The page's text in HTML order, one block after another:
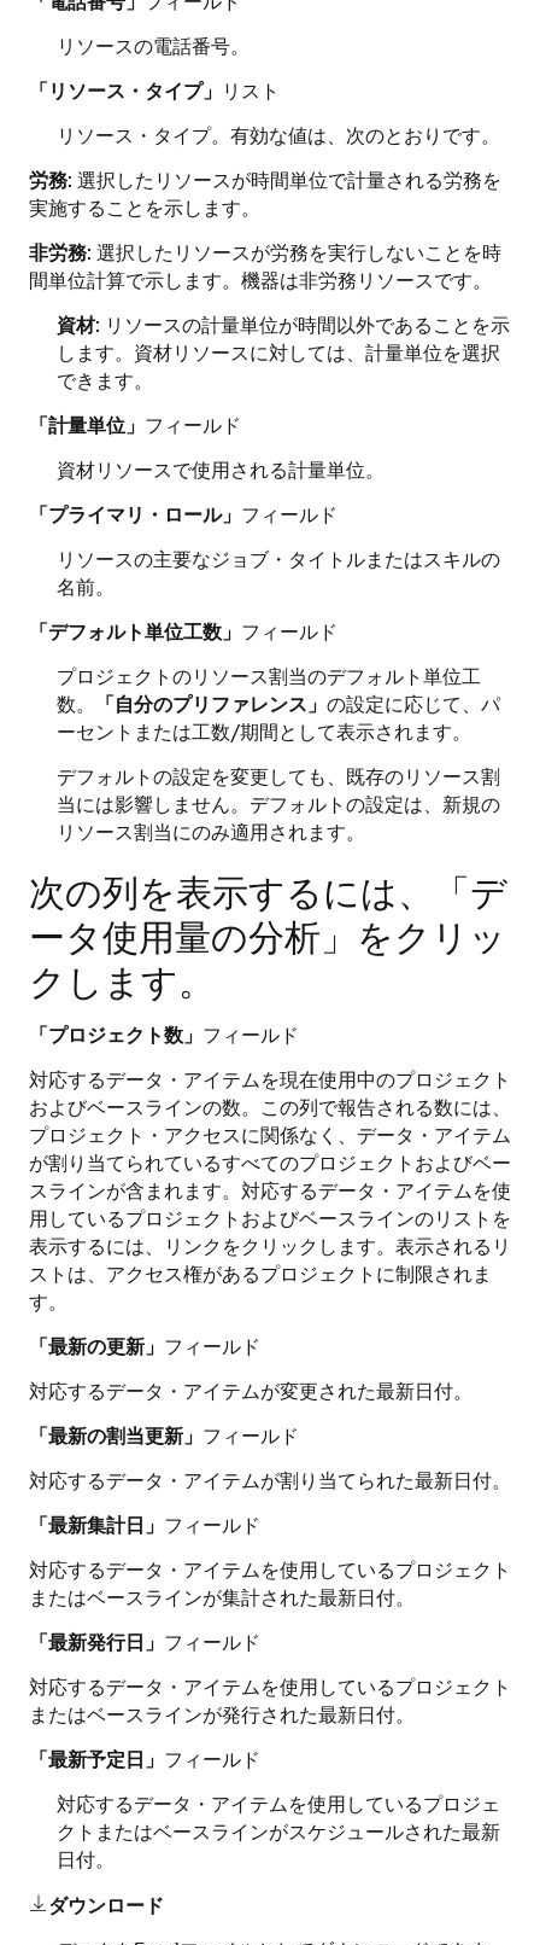
リソースの電話番号。
「リソース・タイプ」 リスト
リソース・タイプ。有効な値は、次のとおりです。
労務: 選択したリソースが時間単位で計量される労務を
実施することを示します。
非労務: 選択したリソースが労務を実行しないことを時
間単位計算で示します。機器は非労務リソースです。
資材: リソースの計量単位が時間以外であることを示
します。資材リソースに対しては、計量単位を選択
できます。
「計量単位」 フィールド
資材リソースで使用される計量単位。
「プライマリ・ロール」 フィールド
リソースの主要なジョブ・タイトルまたはスキルの
名前。
「デフォルト単位工数」 フィールド
プロジェクトのリソース割当のデフォルト単位工
数。
「自分のプリファレンス」 の設定に応じて、パ
ーセントまたは工数/期間として表示されます。
デフォルトの設定を変更しても、既存のリソース割
当には影響しません。デフォルトの設定は、新規の
リソース割当にのみ適用されます。
次の列を表示するには、「デ
ータ使用量の分析」をクリッ
クします。
「プロジェクト数」 フィールド
対応するデータ・アイテムを現在使用中のプロジェクト
およびベースラインの数。この列で報告される数には、
プロジェクト・アクセスに関係なく、データ・アイテム
が割り当てられているすべてのプロジェクトおよびベー
スラインが含まれます。対応するデータ・アイテムを使
用しているプロジェクトおよびベースラインのリストを
表示するには、リンクをクリックします。表示されるリ
ストは、アクセス権があるプロジェクトに制限されま
す。
「最新の更新」 フィールド
対応するデータ・アイテムが変更された最新日付。
「最新の割当更新」 フィールド
対応するデータ・アイテムが割り当てられた最新日付。
「最新集計日」 フィールド
対応するデータ・アイテムを使用しているプロジェクト
またはベースラインが集計された最新日付。
「最新発行日」 フィールド
対応するデータ・アイテムを使用しているプロジェクト
またはベースラインが発行された最新日付。
「最新予定日」 フィールド
対応するデータ・アイテムを使用しているプロジェ
クトまたはベースラインがスケジュールされた最新
日付。
 ダウンロード